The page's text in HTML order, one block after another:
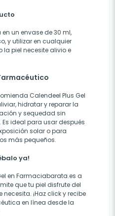
un envase de 30 ml,
y utilizar en cualquier
piel necesite alivio e
Calendeel Plus Gel
hidratar y reparar la
y sequedad sin
ideal para usar después
solar o para
más pequeños.
ya!
en Farmaciabarata.es a
que tu piel disfrute del
¡Haz click y recibe
en línea desde la